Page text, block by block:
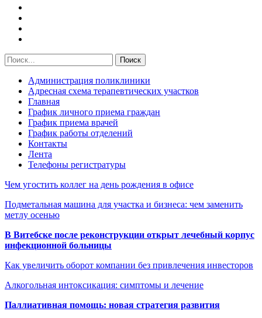
Администрация поликлиники
Адресная схема терапевтических участков
Главная
График личного приема граждан
График приема врачей
График работы отделений
Контакты
Лента
Телефоны регистратуры
Чем угостить коллег на день рождения в офисе
Подметальная машина для участка и бизнеса: чем заменить
метлу осенью
В Витебске после реконструкции открыт лечебный корпус
инфекционной больницы
Как увеличить оборот компании без привлечения инвесторов
Алкогольная интоксикация: симптомы и лечение
Паллиативная помощь: новая стратегия развития